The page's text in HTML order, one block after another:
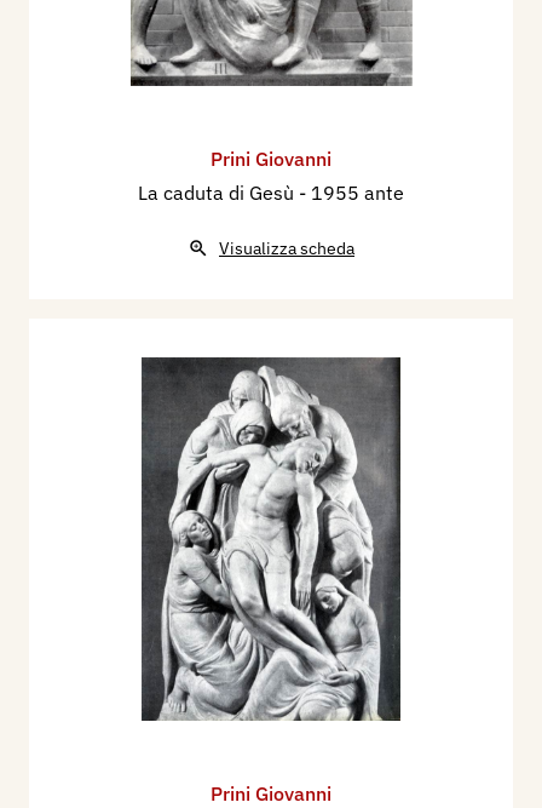
Prini Giovanni
La caduta di Gesù - 1955 ante
Visualizza scheda
Prini Giovanni